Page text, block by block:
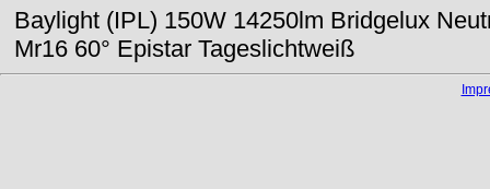
Baylight (IPL) 150W 14250lm Bridgelux
Mr16 60° Epistar Tageslichtweiß